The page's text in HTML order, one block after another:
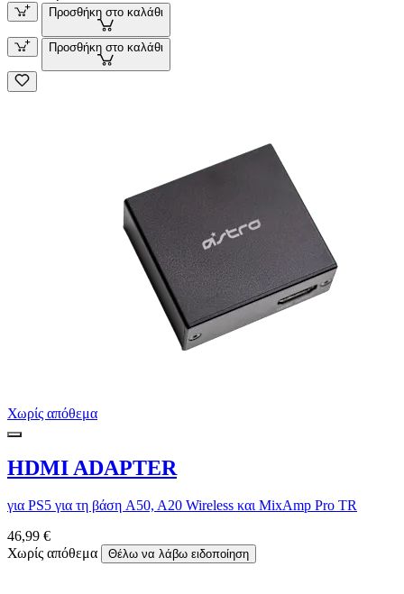
Προσθήκη στο καλάθι
Προσθήκη στο καλάθι
Χωρίς απόθεμα
HDMI ADAPTER
για PS5 για τη βάση A50, A20 Wireless και MixAmp Pro TR
46,99 €
Χωρίς απόθεμα
Θέλω να λάβω ειδοποίηση